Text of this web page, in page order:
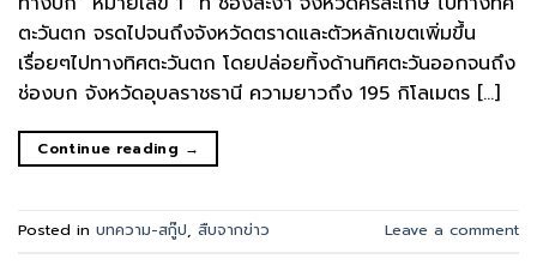
ตะวันตก จรดไปจนถึงจังหวัดตราดและตัวหลักเขตเพิ่มขึ้น
เรื่อยๆไปทางทิศตะวันตก โดยปล่อยทิ้งด้านทิศตะวันออกจนถึง
ช่องบก จังหวัดอุบลราชธานี ความยาวถึง 195 กิโลเมตร […]
Continue reading →
Posted in บทความ-สกู๊ป, สืบจากข่าว Leave a comment